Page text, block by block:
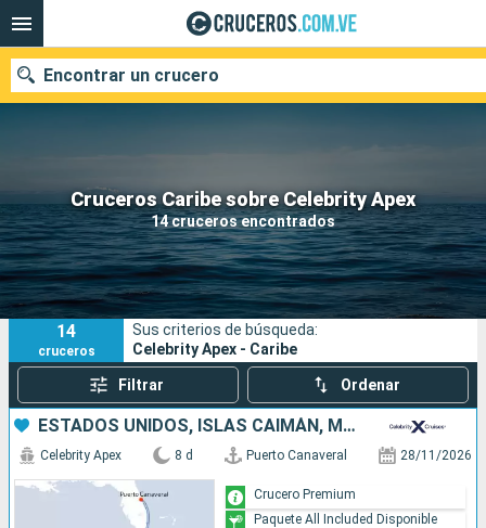
Cruceros Caribe sobre Celebrity Apex
14 cruceros encontrados
Encontrar un crucero
Nuestros destinos
Fecha de salida
Puertos Compañías
Buscar
14
cruceros
Sus criterios de búsqueda:
Celebrity Apex - Caribe
Filtrar Ordenar
ESTADOS UNIDOS, ISLAS CAIMÁN, MÉXICO
Celebrity Apex 8 d Puerto Canaveral 28/11/2026
Crucero Premium
Paquete All Included Disponible